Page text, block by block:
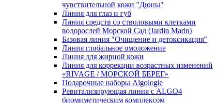
чувcтвительной кожи "Дюны"
Линия для глаз и губ
Линия средств со стволовыми клетками
водорослей Морской Сад (Jardin Marin)
Базовая линия "Очищение и детоксикация"
Линия глобальное омоложение
Линия для жирной кожи
Линия для коррекции возрастных изменений
«RIVAGE / МОРСКОЙ БЕРЕГ»
Подарочные наборы Algologie
Ревитализирующая линия с ALGO4
биомиметическим комплексом